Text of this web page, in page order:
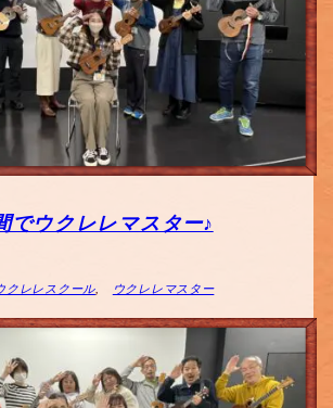
でウクレレマスター♪
クレレスクール, ウクレレマスター